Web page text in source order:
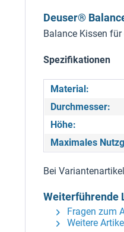
Deuser®
Balance Kissen
Spezifikationen
Material:
Durchmesser:
Höhe:
Maximales
Bei
Weiterführende
Fragen zum
Weitere